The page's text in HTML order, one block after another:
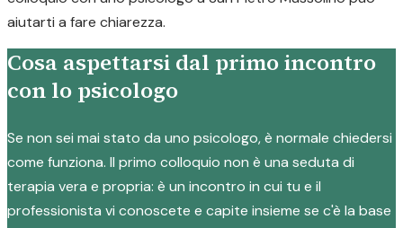
aiutarti a fare chiarezza.
Cosa aspettarsi dal primo incontro
con lo psicologo
Se non sei mai stato da uno psicologo, è normale chiedersi
come funziona. Il primo colloquio non è una seduta di
terapia vera e propria: è un incontro in cui tu e il
professionista vi conoscete e capite insieme se c'è la base